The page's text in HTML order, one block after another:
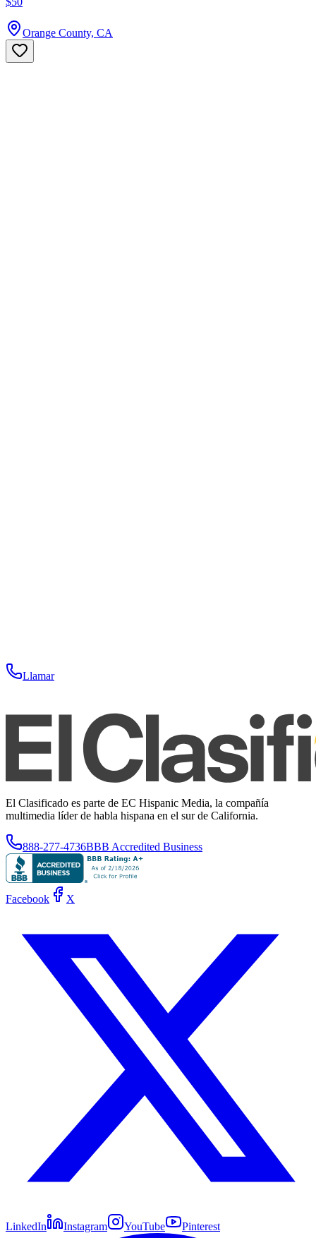
Orange County, CA
Llamar
El Clasificado es parte de EC Hispanic Media, la compañía
multimedia líder de habla hispana en el sur de California.
888-277-4736BBB Accredited Business
Facebook X
LinkedIn Instagram YouTube Pinterest